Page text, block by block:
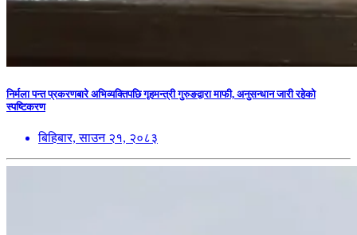
निर्मला पन्त प्रकरणबारे अभिव्यक्तिपछि गृहमन्त्री गुरुङद्वारा माफी, अनुसन्धान जारी रहेको
स्पष्टिकरण
बिहिबार, साउन २१, २०८३